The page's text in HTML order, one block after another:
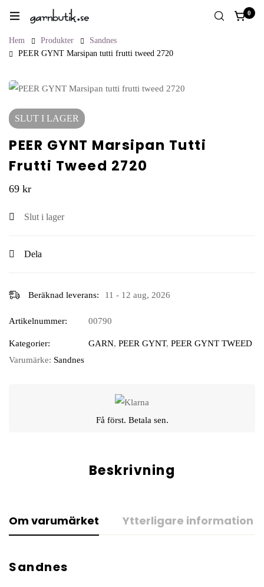
0
Hem Produkter
Sandnes
PEER GYNT Marsipan tutti frutti tweed 2720
SLUT I LAGER
PEER GYNT Marsipan Tutti
Frutti Tweed 2720
69 kr
Slut i lager
Dela
Beräknad leverans: 11 - 12 aug, 2026
Artikelnummer: 00790
Kategorier: GARN, PEER GYNT, PEER GYNT TWEED
Varumärke: Sandnes
Få först. Betala sen.
Beskrivning
Om varumärket Ytterligare information
Sandnes